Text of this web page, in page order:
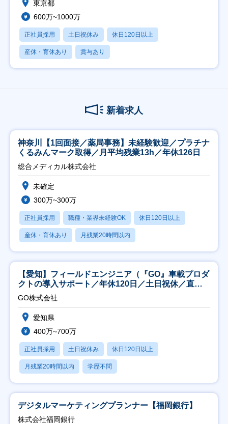
東京都
600万~1000万
正社員採用 土日祝休み 休日120日以上
産休・育休あり 賞与あり
新着求人
神奈川【1回面接／薬局事務】未経験歓迎／プラチナ
くるみんマーク取得／月平均残業13h／年休126日
総合メディカル株式会社
未確定
300万~300万
正社員採用 職種・業界未経験OK 休日120日以上
産休・育休あり 月残業20時間以内
【愛知】フィールドエンジニア（『GO』車載プロダ
クトの導入サポート／年休120日／土日祝休／直行
直帰
GO株式会社
愛知県
400万~700万
正社員採用 土日祝休み 休日120日以上
月残業20時間以内 学歴不問
デジタルマーケティングプランナー【福岡銀行】
株式会社福岡銀行